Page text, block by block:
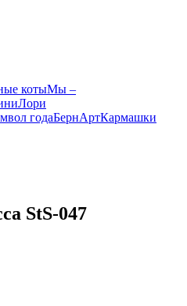
котыМы –
Лори
годаБернАртКармашки
StS-047